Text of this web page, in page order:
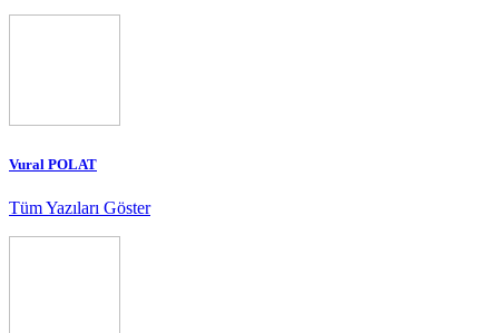
Vural POLAT
Tüm Yazıları Göster